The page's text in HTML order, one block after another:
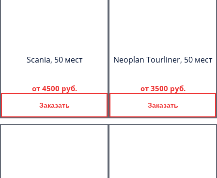
Scania, 50 мест
от 4500 руб.
Заказать
Neoplan Tourliner, 50 мест
от 3500 руб.
Заказать